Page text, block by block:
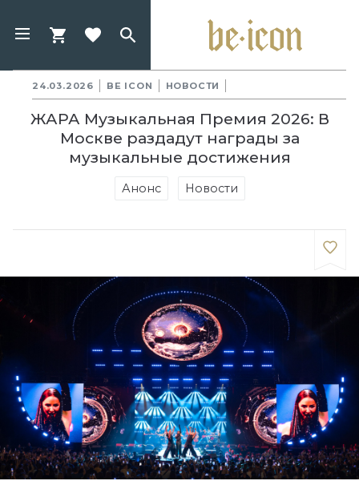
24.03.2026 BE ICON НОВОСТИ
ЖАРА Музыкальная Премия 2026: В
Москве раздадут награды за
музыкальные достижения
Анонс Новости